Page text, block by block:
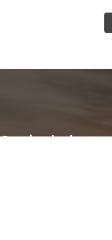
روابط مفيدة